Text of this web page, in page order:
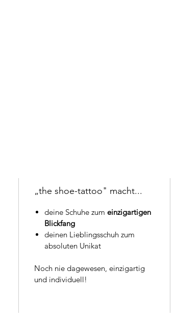
„the shoe-tattoo" macht...
deine Schuhe zum einzigartigen
Blickfang
deinen Lieblingsschuh zum
absoluten Unikat
Noch nie dagewesen, einzigartig
und individuell!